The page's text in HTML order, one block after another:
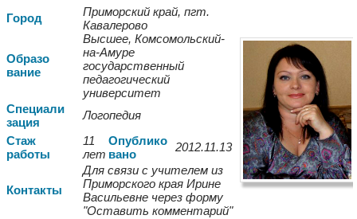
Город
Приморский край, пгт.
Кавалерово
Образо
вание
Высшее, Комсомольский-
на-Амуре
государственный
педагогический
университет
Специали
зация
Логопедия
Стаж
работы
11
лет
Опублико
вано
2012.11.13
Контакты
Для связи с учителем из
Приморского края Ирине
Васильевне через форму
"Оставить комментарий"